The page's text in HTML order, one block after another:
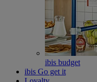
ibis budget
ibis Go get it